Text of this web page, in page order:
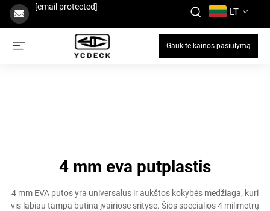
[email protected] LT
Gaukite kainos pasiūlymą
4 mm eva putplastis
4 mm EVA putos yra universalus ir aukštos kokybės medžiaga, kuri
vis labiau tampa būtina įvairiose srityse. Šios specialios 4 milimetrų